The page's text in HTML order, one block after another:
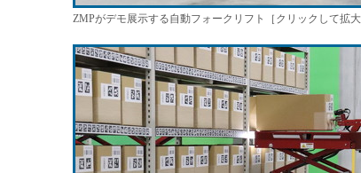
ZMPがデモ展示する自動フォークリフト［クリックして拡大